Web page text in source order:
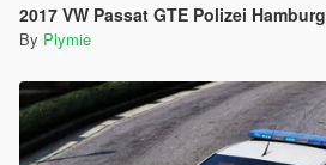
2017 VW Passat GTE Polizei Hamburg
By Plymie